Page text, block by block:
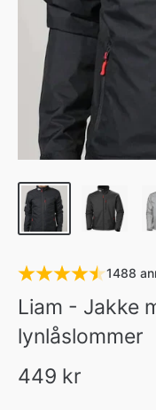
1488
Liam - Jakke
lynlåslommer
449 kr